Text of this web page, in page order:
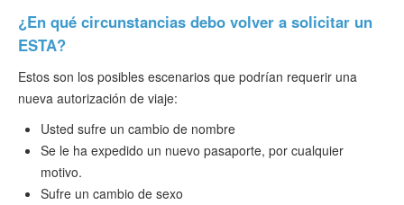
¿En qué circunstancias debo volver a solicitar un
ESTA?
Estos son los posibles escenarios que podrían requerir una
nueva autorización de viaje:
Usted sufre un cambio de nombre
Se le ha expedido un nuevo pasaporte, por cualquier
motivo.
Sufre un cambio de sexo